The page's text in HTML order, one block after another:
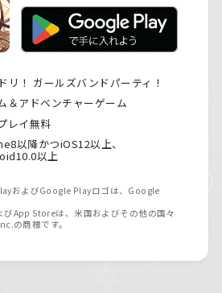
リ！ ガールズバンドパーティ！
＆アドベンチャーゲーム
レイ無料
以降かつiOS12以上、
以上
およびGoogle Playロゴは、Google
App Storeは、米国およびその他の国々
の商標です。